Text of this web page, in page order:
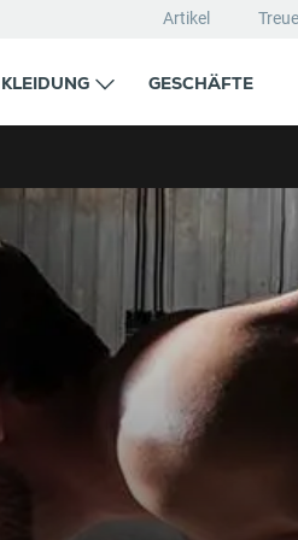
Artikel
KLEIDUNG GESCHÄFTE